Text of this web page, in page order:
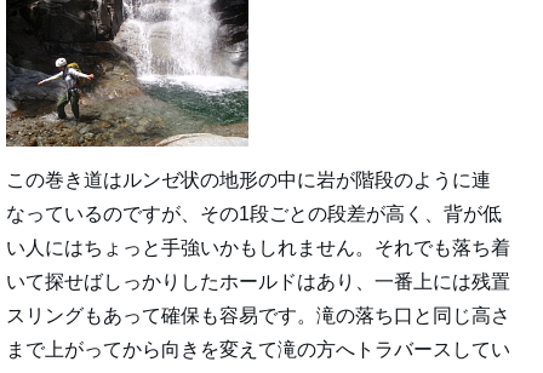
この巻き道はルンゼ状の地形の中に岩が階段のように連
なっているのですが、その1段ごとの段差が高く、背が低
い人にはちょっと手強いかもしれません。それでも落ち着
いて探せばしっかりしたホールドはあり、一番上には残置
スリングもあって確保も容易です。滝の落ち口と同じ高さ
まで上がってから向きを変えて滝の方へトラバースしてい